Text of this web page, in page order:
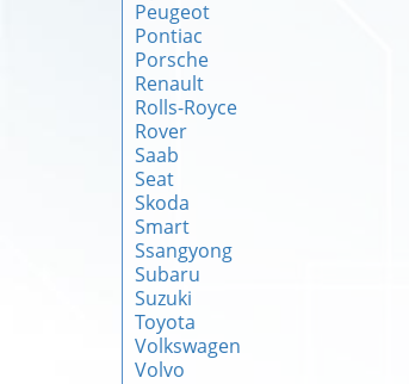
Peugeot
Pontiac
Porsche
Renault
Rolls-Royce
Rover
Saab
Seat
Skoda
Smart
Ssangyong
Subaru
Suzuki
Toyota
Volkswagen
Volvo